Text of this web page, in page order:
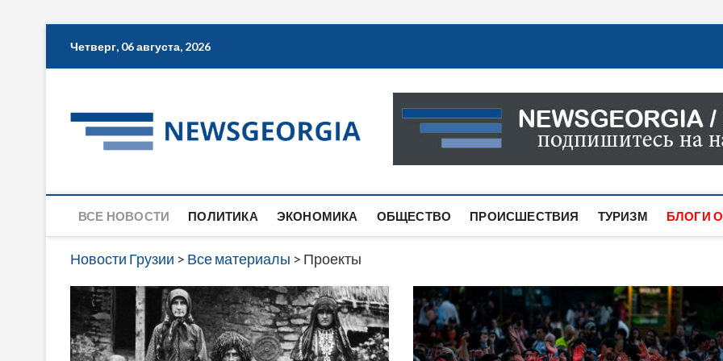
Четверг, 06 августа, 2026
Новости Грузии
САМАЯ АКТУАЛЬНАЯ ИНФОРМАЦИЯ О СОБЫТИЯХ
САЙТЕ ВЫ НАЙДЕТЕ НОВОСТИ ПОЛИТИКИ,
ВСЕ НОВОСТИ ПОЛИТИКА ЭКОНОМИКА ОБЩЕСТВО ПРОИСШЕСТВИЯ ТУРИЗМ БЛОГИ
Новости Грузии > Все материалы > Проекты